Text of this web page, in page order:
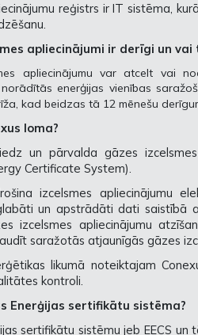
reģistrs ir IT sistēma,
apliecinājumi ir derīgi un
apliecinājumu var atcelt vai
enerģijas vienības
kad beidzas tā 12 mēnešu
loma?
un pārvalda gāzes
Certificate System).
izcelsmes apliecinājumu
un apstrādāti dati saistībā
izcelsmes apliecinājumu
saražotās atjaunīgās gāzes
likumā noteiktajam
kontroli.
Enerģijas sertifikātu sistēma?
sertifikātu sistēmu jeb EECS